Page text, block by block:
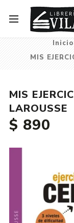
Inicio
MIS
MIS
LAROUSSE
$ 890